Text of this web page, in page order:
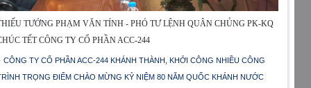
TƯỚNG PHẠM VĂN TÍNH - PHÓ TƯ LỆNH QUÂN CHỦNG PK-KQ
TẾT CÔNG TY CỔ PHẦN ACC-244
CÔNG TY CỔ PHẦN ACC-244 KHÁNH THÀNH, KHỞI CÔNG NHIỀU CÔNG
TRỌNG ĐIỂM CHÀO MỪNG KỶ NIỆM 80 NĂM QUỐC KHÁNH NƯỚC